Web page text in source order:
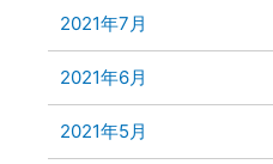
2021年7月
2021年6月
2021年5月